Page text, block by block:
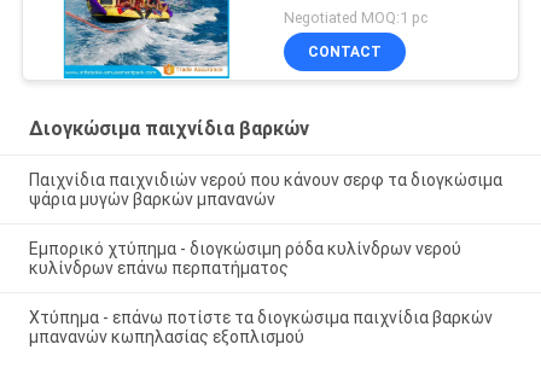
νερού συνήθειας για τα
παιχνίδια νερού
Negotiated MOQ:1 pc
CONTACT
Διογκώσιμα παιχνίδια βαρκών
Παιχνίδια παιχνιδιών νερού που κάνουν σερφ τα διογκώσιμα
ψάρια μυγών βαρκών μπανανών
Εμπορικό χτύπημα - διογκώσιμη ρόδα κυλίνδρων νερού
κυλίνδρων επάνω περπατήματος
Χτύπημα - επάνω ποτίστε τα διογκώσιμα παιχνίδια βαρκών
μπανανών κωπηλασίας εξοπλισμού